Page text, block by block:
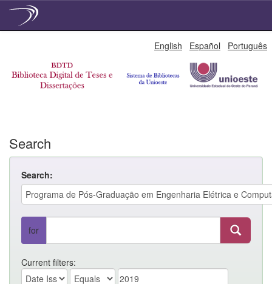
English Español Português
Search
Search:
for
Current filters: